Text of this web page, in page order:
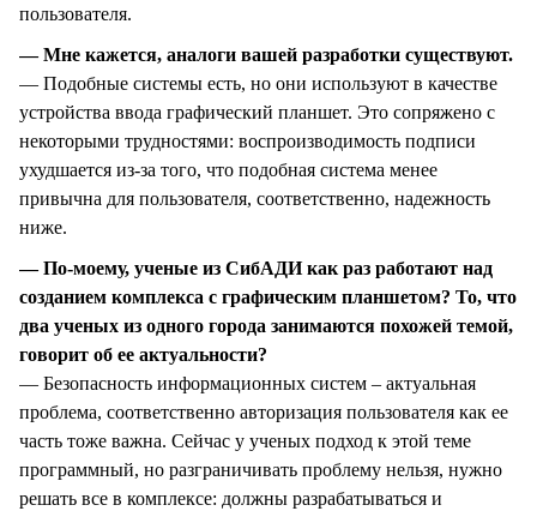
пользователя.
— Мне кажется, аналоги вашей разработки существуют.
— Подобные системы есть, но они используют в качестве
устройства ввода графический планшет. Это сопряжено с
некоторыми трудностями: воспроизводимость подписи
ухудшается из-за того, что подобная система менее
привычна для пользователя, соответственно, надежность
ниже.
— По-моему, ученые из СибАДИ как раз работают над
созданием комплекса с графическим планшетом? То, что
два ученых из одного города занимаются похожей темой,
говорит об ее актуальности?
— Безопасность информационных систем – актуальная
проблема, соответственно авторизация пользователя как ее
часть тоже важна. Сейчас у ученых подход к этой теме
программный, но разграничивать проблему нельзя, нужно
решать все в комплексе: должны разрабатываться и